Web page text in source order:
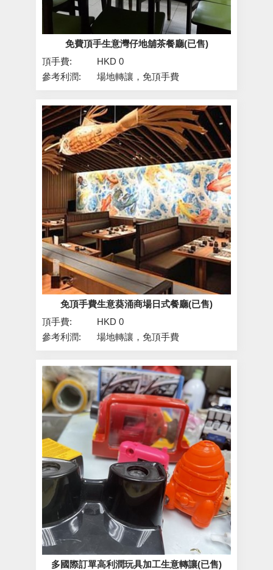
免費頂手生意灣仔地舖茶餐廳(已售)
頂手費:
HKD 0
參考利潤:
場地轉讓，免頂手費
免頂手費生意葵涌商場日式餐廳(已售)
頂手費:
HKD 0
參考利潤:
場地轉讓，免頂手費
多國際訂單高利潤玩具加工生意轉讓(已售)